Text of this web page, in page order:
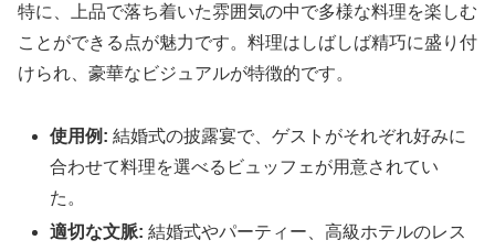
特に、上品で落ち着いた雰囲気の中で多様な料理を楽しむ
ことができる点が魅力です。料理はしばしば精巧に盛り付
けられ、豪華なビジュアルが特徴的です。
使用例: 結婚式の披露宴で、ゲストがそれぞれ好みに
合わせて料理を選べるビュッフェが用意されてい
た。
適切な文脈: 結婚式やパーティー、高級ホテルのレス